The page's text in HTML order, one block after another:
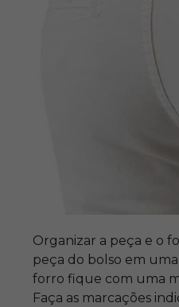
Organizar a peça e o
peça do bolso em
forro fique com uma
Faça as marcações